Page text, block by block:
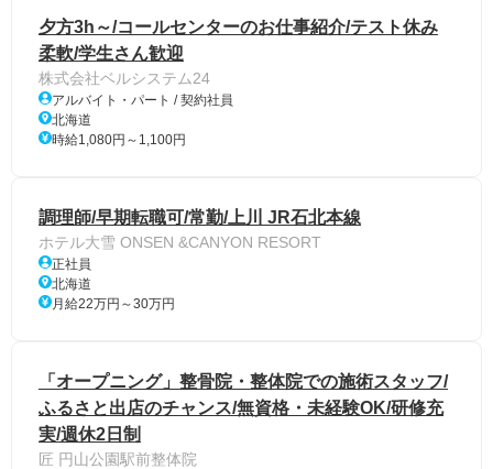
夕方3h～/コールセンターのお仕事紹介/テスト休み
柔軟/学生さん歓迎
株式会社ベルシステム24
アルバイト・パート / 契約社員
北海道
時給1,080円～1,100円
調理師/早期転職可/常勤/上川 JR石北本線
ホテル大雪 ONSEN &CANYON RESORT
正社員
北海道
月給22万円～30万円
「オープニング」整骨院・整体院での施術スタッフ/
ふるさと出店のチャンス/無資格・未経験OK/研修充
実/週休2日制
匠 円山公園駅前整体院